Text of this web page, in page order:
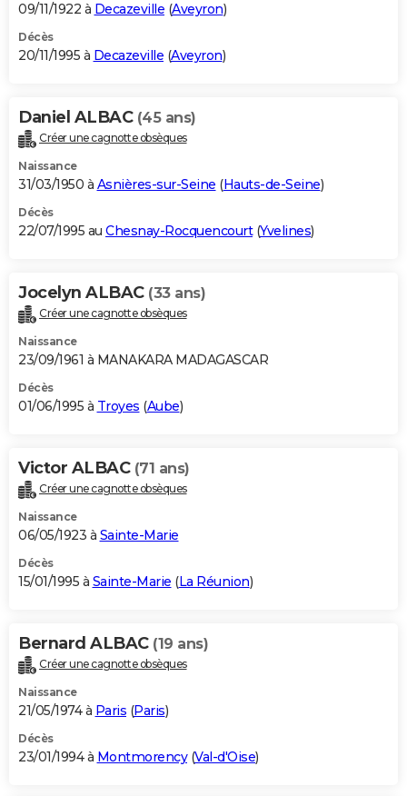
09/11/1922 à Decazeville (Aveyron)
Décès
20/11/1995 à Decazeville (Aveyron)
Daniel ALBAC (45 ans)
Créer une cagnotte obsèques
Naissance
31/03/1950 à Asnières-sur-Seine (Hauts-de-Seine)
Décès
22/07/1995 au Chesnay-Rocquencourt(Yvelines)
Jocelyn ALBAC (33 ans)
Créer une cagnotte obsèques
Naissance
23/09/1961 à MANAKARA MADAGASCAR
Décès
01/06/1995 à Troyes (Aube)
Victor ALBAC (71 ans)
Créer une cagnotte obsèques
Naissance
06/05/1923 à Sainte-Marie
Décès
15/01/1995 à Sainte-Marie (La Réunion)
Bernard ALBAC (19 ans)
Créer une cagnotte obsèques
Naissance
21/05/1974 à Paris (Paris)
Décès
23/01/1994 à Montmorency(Val-d'Oise)